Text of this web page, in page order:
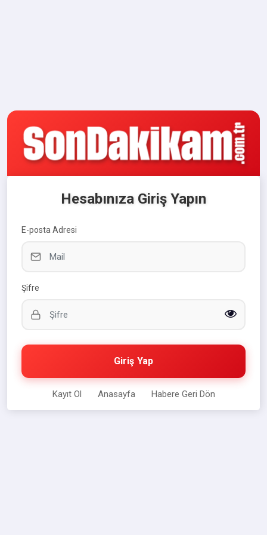
Hesabınıza Giriş Yapın
E-posta Adresi
Şifre
Giriş Yap
Kayıt Ol Anasayfa Habere Geri Dön